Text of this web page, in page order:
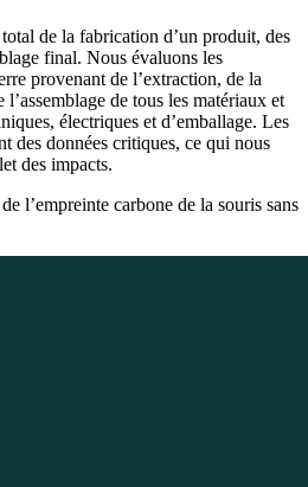
de la fabrication d’un produit, des
final. Nous évaluons les
provenant de l’extraction, de la
de tous les matériaux et
électriques et d’emballage. Les
des données critiques, ce qui nous
des impacts.
l’empreinte carbone de la souris sans